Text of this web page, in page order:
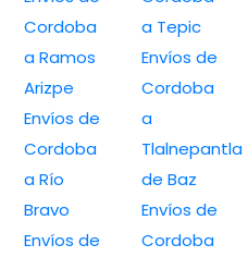
Cordoba
a Ramos
Arizpe
Envíos de
Cordoba
a Río
Bravo
Envíos de
a Tepic
Envíos de
Cordoba
a
Tlalnepantla
de Baz
Envíos de
Cordoba